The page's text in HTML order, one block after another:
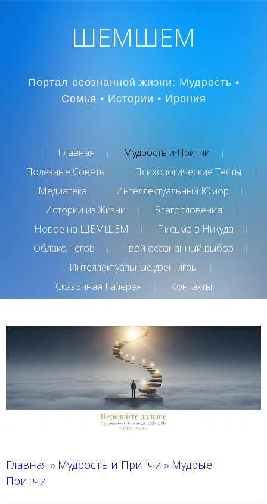
ШЕМШЕМ
Портал осознанной жизни: Мудрость •
Семья • Истории • Ирония
Главная
Мудрость и Притчи
Полезные Советы
Психологические Тесты
Медиатека
Интеллектуальный Юмор
Истории из Жизни
Благословения
Новое на ШЕМШЕМ
Письма в Никуда
Облако Тегов
Твой осознанный выбор
Интеллектуальные дзен-игры
Сказочная Галерея
Контакты
Главная » Мудрость и Притчи » Мудрые
Притчи